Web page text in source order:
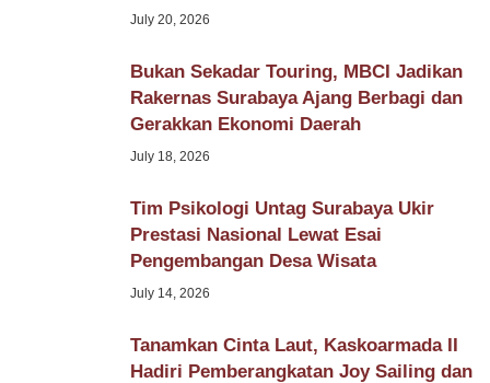
July 20, 2026
Bukan Sekadar Touring, MBCI Jadikan
Rakernas Surabaya Ajang Berbagi dan
Gerakkan Ekonomi Daerah
July 18, 2026
Tim Psikologi Untag Surabaya Ukir
Prestasi Nasional Lewat Esai
Pengembangan Desa Wisata
July 14, 2026
Tanamkan Cinta Laut, Kaskoarmada II
Hadiri Pemberangkatan Joy Sailing dan